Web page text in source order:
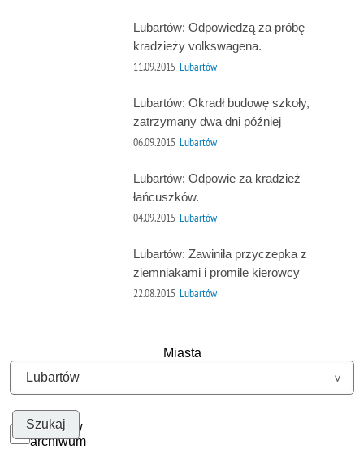
Lubartów: Odpowiedzą za próbę
kradzieży volkswagena.
11.09.2015 Lubartów
Lubartów: Okradł budowę szkoły,
zatrzymany dwa dni później
06.09.2015 Lubartów
Lubartów: Odpowie za kradzież
łańcuszków.
04.09.2015 Lubartów
Lubartów: Zawiniła przyczepka z
ziemniakami i promile kierowcy
22.08.2015 Lubartów
Miasta
Szukaj w
archiwum